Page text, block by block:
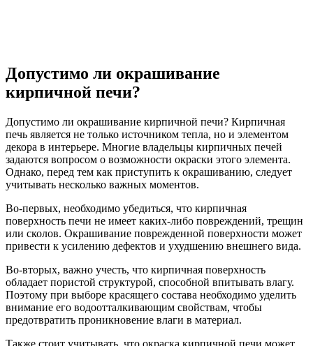
Допустимо ли окрашивание
кирпичной печи?
Допустимо ли окрашивание кирпичной печи? Кирпичная
печь является не только источником тепла, но и элементом
декора в интерьере. Многие владельцы кирпичных печей
задаются вопросом о возможности окраски этого элемента.
Однако, перед тем как приступить к окрашиванию, следует
учитывать несколько важных моментов.
Во-первых, необходимо убедиться, что кирпичная
поверхность печи не имеет каких-либо повреждений, трещин
или сколов. Окрашивание поврежденной поверхности может
привести к усилению дефектов и ухудшению внешнего вида.
Во-вторых, важно учесть, что кирпичная поверхность
обладает пористой структурой, способной впитывать влагу.
Поэтому при выборе красящего состава необходимо уделить
внимание его водоотталкивающим свойствам, чтобы
предотвратить проникновение влаги в материал.
Также стоит учитывать, что окраска кирпичной печи может